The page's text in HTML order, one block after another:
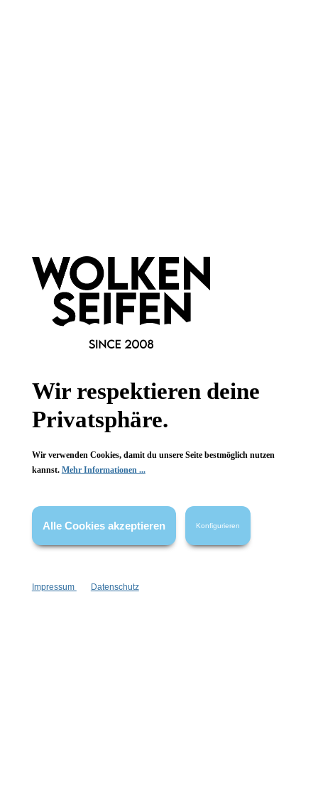
Informationen
Gesetzliche Informationen
FAQ
Vertrag widerrufen
* Alle Preise inkl. gesetzl. Mehrwertsteuer zzgl.Versandkosten
wenn nicht anders angegeben.
Wir respektieren deine
Privatsphäre.
Wir verwenden Cookies, damit du unsere Seite bestmöglich nutzen
kannst. Mehr Informationen ...
Alle Cookies akzeptieren Konfigurieren
Impressum Datenschutz